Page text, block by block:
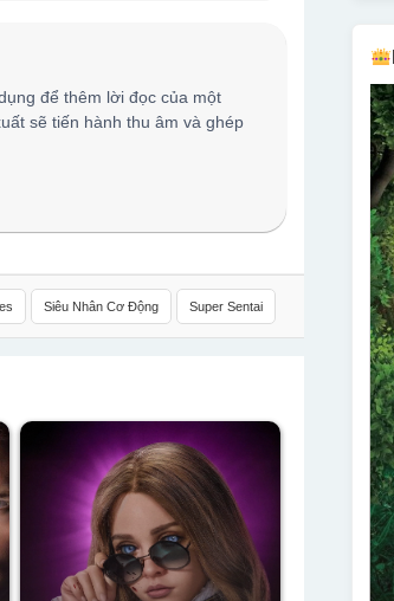
để thêm lời đọc của một
sẽ tiến hành thu âm và ghép
Siêu Nhân Cơ Động Super Sentai